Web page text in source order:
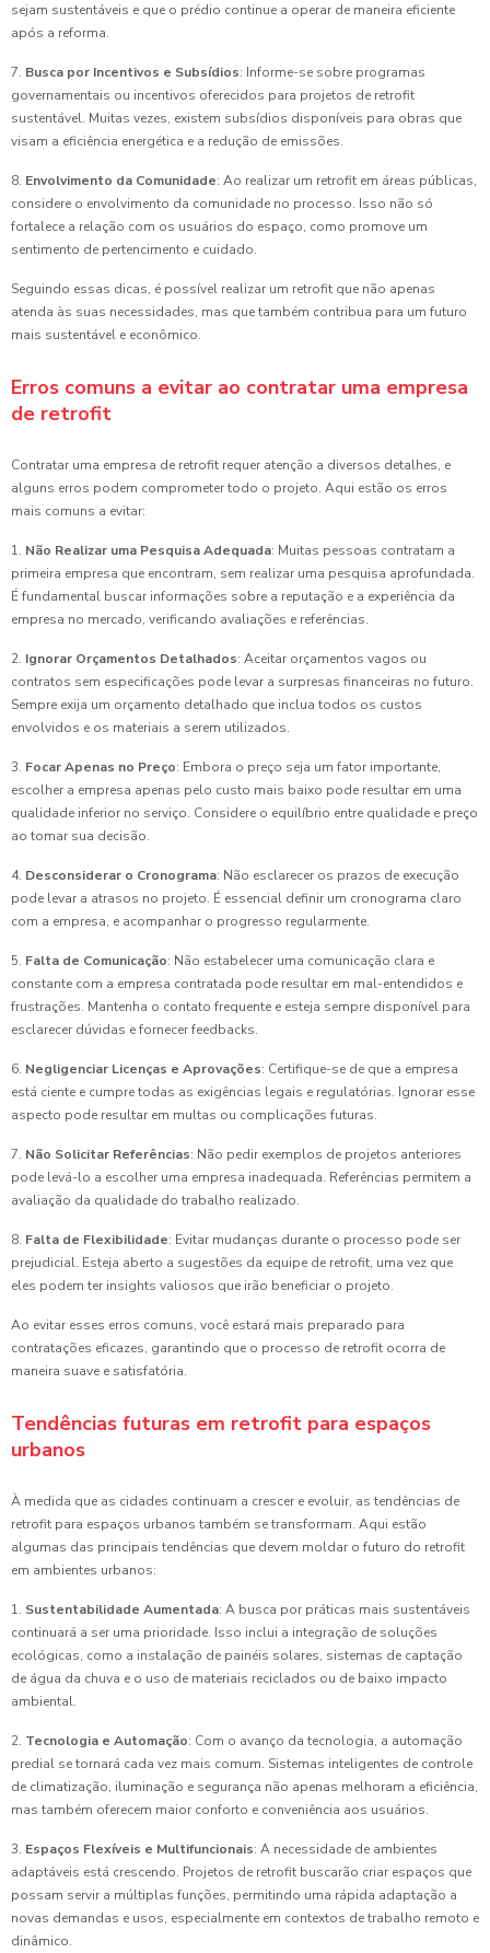
sejam sustentáveis e que o prédio continue a operar de maneira eficiente
após a reforma.
7. Busca por Incentivos e Subsídios: Informe-se sobre programas
governamentais ou incentivos oferecidos para projetos de retrofit
sustentável. Muitas vezes, existem subsídios disponíveis para obras que
visam a eficiência energética e a redução de emissões.
8. Envolvimento da Comunidade: Ao realizar um retrofit em áreas públicas,
considere o envolvimento da comunidade no processo. Isso não só
fortalece a relação com os usuários do espaço, como promove um
sentimento de pertencimento e cuidado.
Seguindo essas dicas, é possível realizar um retrofit que não apenas
atenda às suas necessidades, mas que também contribua para um futuro
mais sustentável e econômico.
Erros comuns a evitar ao contratar uma empresa
de retrofit
Contratar uma empresa de retrofit requer atenção a diversos detalhes, e
alguns erros podem comprometer todo o projeto. Aqui estão os erros
mais comuns a evitar:
1. Não Realizar uma Pesquisa Adequada: Muitas pessoas contratam a
primeira empresa que encontram, sem realizar uma pesquisa aprofundada.
É fundamental buscar informações sobre a reputação e a experiência da
empresa no mercado, verificando avaliações e referências.
2. Ignorar Orçamentos Detalhados: Aceitar orçamentos vagos ou
contratos sem especificações pode levar a surpresas financeiras no futuro.
Sempre exija um orçamento detalhado que inclua todos os custos
envolvidos e os materiais a serem utilizados.
3. Focar Apenas no Preço: Embora o preço seja um fator importante,
escolher a empresa apenas pelo custo mais baixo pode resultar em uma
qualidade inferior no serviço. Considere o equilíbrio entre qualidade e preço
ao tomar sua decisão.
4. Desconsiderar o Cronograma: Não esclarecer os prazos de execução
pode levar a atrasos no projeto. É essencial definir um cronograma claro
com a empresa, e acompanhar o progresso regularmente.
5. Falta de Comunicação: Não estabelecer uma comunicação clara e
constante com a empresa contratada pode resultar em mal-entendidos e
frustrações. Mantenha o contato frequente e esteja sempre disponível para
esclarecer dúvidas e fornecer feedbacks.
6. Negligenciar Licenças e Aprovações: Certifique-se de que a empresa
está ciente e cumpre todas as exigências legais e regulatórias. Ignorar esse
aspecto pode resultar em multas ou complicações futuras.
7. Não Solicitar Referências: Não pedir exemplos de projetos anteriores
pode levá-lo a escolher uma empresa inadequada. Referências permitem a
avaliação da qualidade do trabalho realizado.
8. Falta de Flexibilidade: Evitar mudanças durante o processo pode ser
prejudicial. Esteja aberto a sugestões da equipe de retrofit, uma vez que
eles podem ter insights valiosos que irão beneficiar o projeto.
Ao evitar esses erros comuns, você estará mais preparado para
contratações eficazes, garantindo que o processo de retrofit ocorra de
maneira suave e satisfatória.
Tendências futuras em retrofit para espaços
urbanos
À medida que as cidades continuam a crescer e evoluir, as tendências de
retrofit para espaços urbanos também se transformam. Aqui estão
algumas das principais tendências que devem moldar o futuro do retrofit
em ambientes urbanos:
1. Sustentabilidade Aumentada: A busca por práticas mais sustentáveis
continuará a ser uma prioridade. Isso inclui a integração de soluções
ecológicas, como a instalação de painéis solares, sistemas de captação
de água da chuva e o uso de materiais reciclados ou de baixo impacto
ambiental.
2. Tecnologia e Automação: Com o avanço da tecnologia, a automação
predial se tornará cada vez mais comum. Sistemas inteligentes de controle
de climatização, iluminação e segurança não apenas melhoram a eficiência,
mas também oferecem maior conforto e conveniência aos usuários.
3. Espaços Flexíveis e Multifuncionais: A necessidade de ambientes
adaptáveis está crescendo. Projetos de retrofit buscarão criar espaços que
possam servir a múltiplas funções, permitindo uma rápida adaptação a
novas demandas e usos, especialmente em contextos de trabalho remoto e
dinâmico.